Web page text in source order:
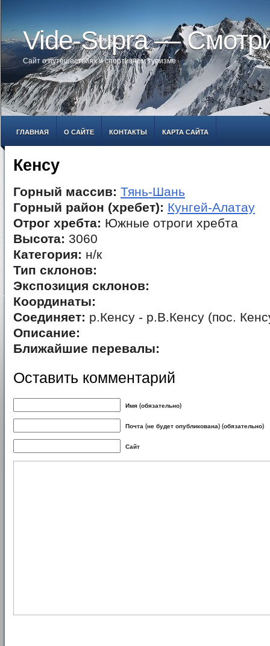
Vide-Supra —
Сайт о путешествиях и спортивном туризме
ГЛАВНАЯ О САЙТЕ КОНТАКТЫ КАРТА САЙТА
Кенсу
Горный массив: Тянь-Шань
Горный район (хребет): Кунгей-Алатау
Отрог хребта: Южные отроги хребта
Высота: 3060
Категория: н/к
Тип склонов:
Экспозиция склонов:
Координаты:
Соединяет: р.Кенсу - р.В.Кенсу (пос.
Описание:
Ближайшие перевалы:
Оставить комментарий
Имя (обязательно)
Почта (не будет опубликована) (обязательно)
Сайт